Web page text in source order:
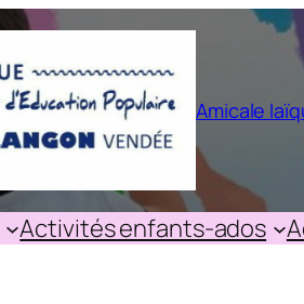
Amicale
Activités enfants-ados